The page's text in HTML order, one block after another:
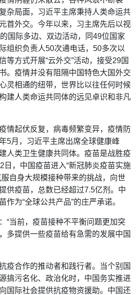
杂局面，习近平主席秉持人类命运共
首外交。今年以来，习主席先后以视
国际多边、双边活动，同49位国家
组织负责人50次通电话，50多次以
等方式开展“云外交”活动，接受29国
。疫情并没有阻隔中国特色大国外交
灵相通的纽带，世界比以往任何时候
建人类命运共同体的远见卓识和非凡
情起伏反复，病毒频繁变异，疫情防
5月，习近平主席出席全球健康峰
人类卫生健康共同体。疫苗是战胜疫
日，中国疫苗进入“新冠肺炎疫苗实施
自身大规模接种带来的挑战，向世
供疫苗，总数已经超过7.5亿剂。中
作为“全球公共产品”的庄严承诺。
“当前，疫苗接种不平衡问题更加突
多提供一些疫苗给有急需的发展中国
疫合作的推动者和践行者。当个别国
搞污名化、政治化时，中国务实推进
国际社会提供抗疫物资援助。中国还